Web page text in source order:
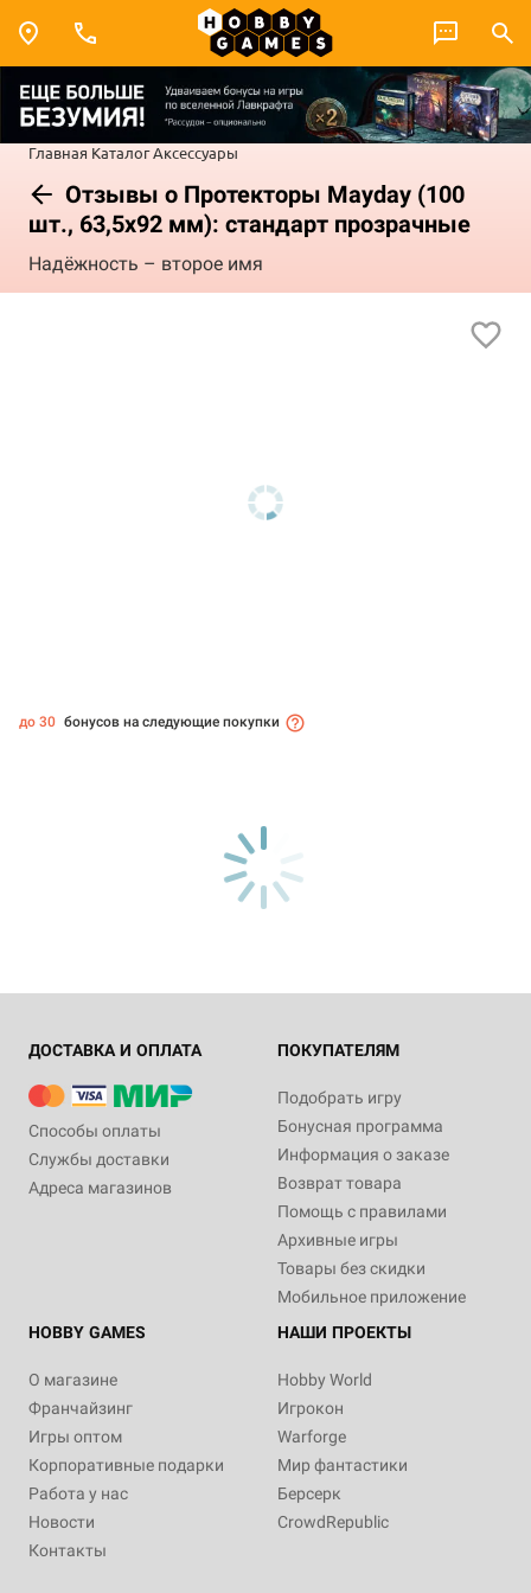
Главная КаталогАксессуары
Отзывы о Протекторы Mayday (100
шт., 63,5x92 мм): стандарт прозрачные
Надёжность – второе имя
до 30 бонусов на следующие покупки
ДОСТАВКА И ОПЛАТА
Способы оплаты
Службы доставки
Адреса магазинов
ПОКУПАТЕЛЯМ
Подобрать игру
Бонусная программа
Информация о заказе
Возврат товара
Помощь с правилами
Архивные игры
Товары без скидки
Мобильное приложение
HOBBY GAMES
О магазине
Франчайзинг
Игры оптом
Корпоративные подарки
Работа у нас
Новости
Контакты
НАШИ ПРОЕКТЫ
Hobby World
Игрокон
Warforge
Мир фантастики
Берсерк
CrowdRepublic